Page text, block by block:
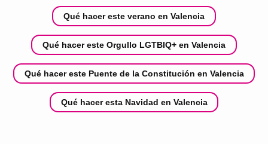
Qué hacer este verano en Valencia
Qué hacer este Orgullo LGTBIQ+ en Valencia
Qué hacer este Puente de la Constitución en Valencia
Qué hacer esta Navidad en Valencia